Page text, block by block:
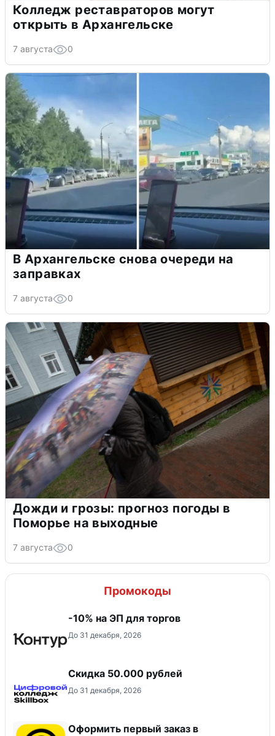
Колледж реставраторов могут
открыть в Архангельске
7 августа 0
В Архангельске снова очереди на
заправках
7 августа 0
Дожди и грозы: прогноз погоды в
Поморье на выходные
7 августа 0
Промокоды
-10% на ЭП для торгов
До 31 декабря, 2026
Скидка 50.000 рублей
До 31 декабря, 2026
Оформить первый заказ в